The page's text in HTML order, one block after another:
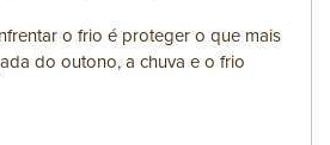
o frio é proteger o que mais
do outono, a chuva e o frio